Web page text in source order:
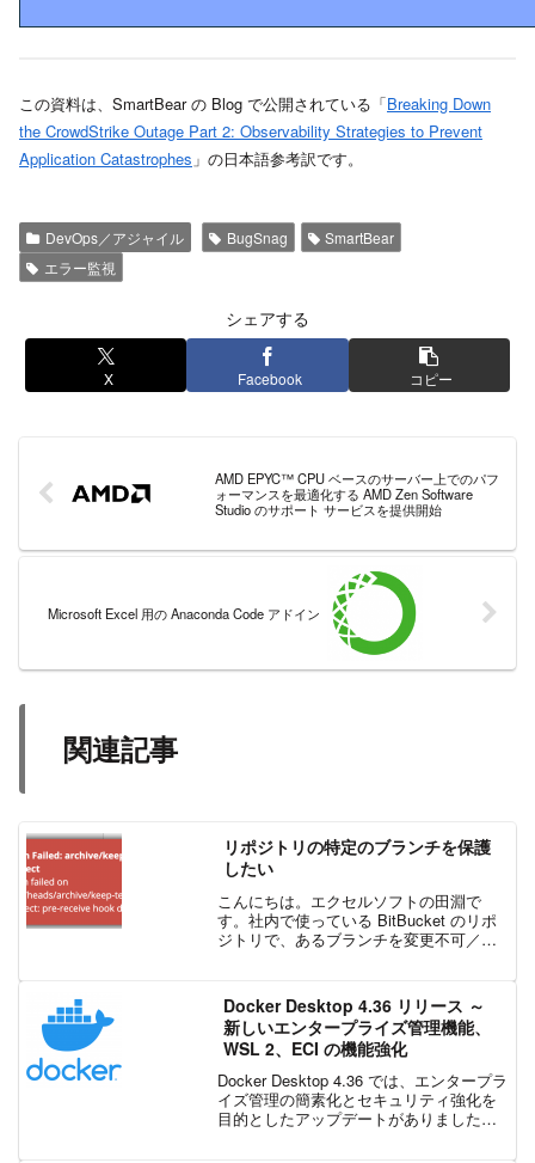
この資料は、SmartBear の Blog で公開されている「Breaking Down
the CrowdStrike Outage Part 2: Observability Strategies to Prevent
Application Catastrophes 」の日本語参考訳です。
DevOps／アジャイル BugSnag
SmartBear
エラー監視
シェアする
X Facebook コピー
AMD EPYC™ CPU ベースのサーバー上でのパフ
ォーマンスを最適化する AMD Zen Software
Studio のサポート サービスを提供開始
Microsoft Excel 用の Anaconda Code アドイン
関連記事
リポジトリの特定のブランチを保護
したい
こんにちは。エクセルソフトの田淵で
す。社内で使っている BitBucket のリポ
ジトリで、あるブランチを変更不可／保
hook という仕組みがあり、各種処理の前
後に...
Docker Desktop 4.36 リリース ～
新しいエンタープライズ管理機能、
WSL 2、ECI の機能強化
Docker Desktop 4.36 では、エンタープラ
イズ管理の簡素化とセキュリティ強化を
目的としたアップデートがありました。